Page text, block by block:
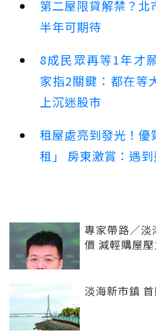
第二屋限貸解禁？北
半年可期待
8成民眾再等1年才
家指2關鍵：都在等
上沉迷股市
租屋處亮到發光！優
租」 房東激賞：遇
專家帶路／
價 減輕購屋壓
淡海新市鎮